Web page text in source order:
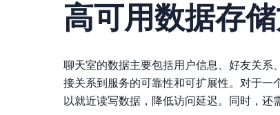
高可用数据存
聊天室的数据主要包括用户信息、好友关
接关系到服务的可靠性和可扩展性。对于一
以就近读写数据，降低访问延迟。同时，还